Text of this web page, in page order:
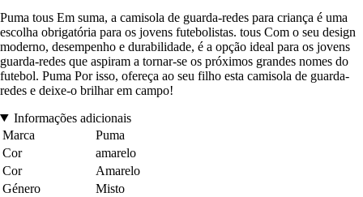
Puma tous Em suma, a camisola de guarda-redes para criança é uma
escolha obrigatória para os jovens futebolistas. tous Com o seu design
moderno, desempenho e durabilidade, é a opção ideal para os jovens
guarda-redes que aspiram a tornar-se os próximos grandes nomes do
futebol. Puma Por isso, ofereça ao seu filho esta camisola de guarda-
redes e deixe-o brilhar em campo!
Informações adicionais
Marca
Puma
Cor
amarelo
Cor
Amarelo
Género
Misto